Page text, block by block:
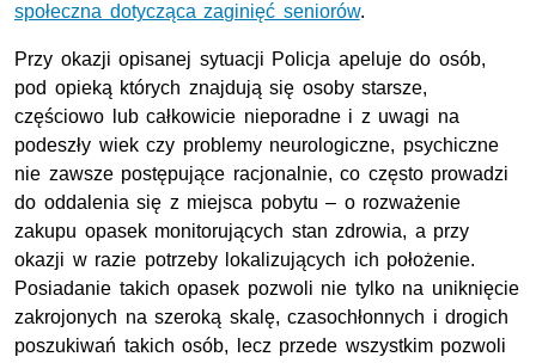
społeczna dotycząca zaginięć seniorów.
Przy okazji opisanej sytuacji Policja apeluje do osób,
pod opieką których znajdują się osoby starsze,
częściowo lub całkowicie nieporadne i z uwagi na
podeszły wiek czy problemy neurologiczne, psychiczne
nie zawsze postępujące racjonalnie, co często prowadzi
do oddalenia się z miejsca pobytu – o rozważenie
zakupu opasek monitorujących stan zdrowia, a przy
okazji w razie potrzeby lokalizujących ich położenie.
Posiadanie takich opasek pozwoli nie tylko na uniknięcie
zakrojonych na szeroką skalę, czasochłonnych i drogich
poszukiwań takich osób, lecz przede wszystkim pozwoli